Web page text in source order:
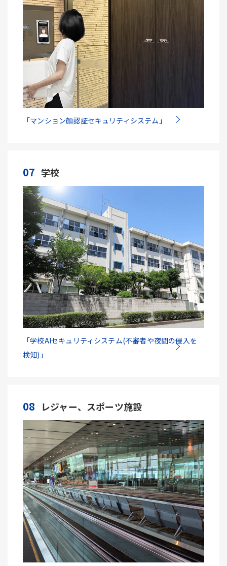
「マンション顔認証セキュリティシステム」
07 学校
「学校AIセキュリティシステム(不審者や夜間の侵入を
検知)」
08 レジャー、スポーツ施設